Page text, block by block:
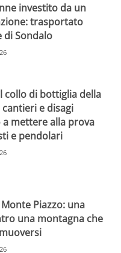
investito da un
trasportato
di Sondalo
collo di bottiglia della
e disagi
mettere alla prova
e pendolari
Piazzo: una
una montagna che